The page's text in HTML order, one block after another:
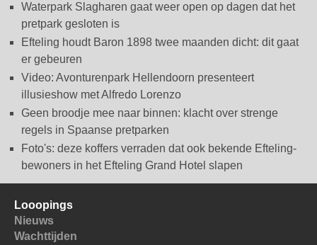
Waterpark Slagharen gaat weer open op dagen dat het
pretpark gesloten is
Efteling houdt Baron 1898 twee maanden dicht: dit gaat
er gebeuren
Video: Avonturenpark Hellendoorn presenteert
illusieshow met Alfredo Lorenzo
Geen broodje mee naar binnen: klacht over strenge
regels in Spaanse pretparken
Foto's: deze koffers verraden dat ook bekende Efteling-
bewoners in het Efteling Grand Hotel slapen
Looopings
Nieuws
Wachttijden